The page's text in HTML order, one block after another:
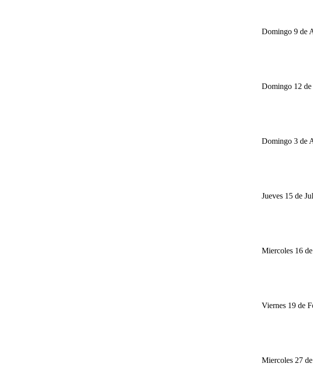
Domingo 9 de
Domingo 12
Domingo 3 de
Jueves 15 de
Miercoles 16
Viernes 19 de
Miercoles 27